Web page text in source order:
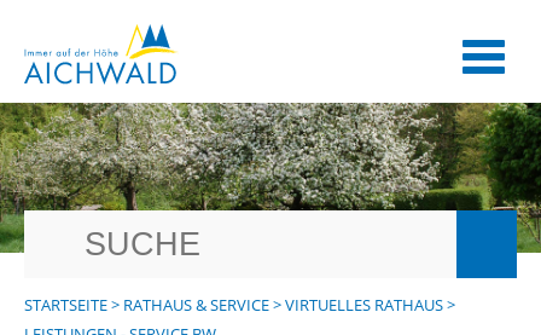
STARTSEITE> RATHAUS & SERVICE>VIRTUELLES RATHAUS>